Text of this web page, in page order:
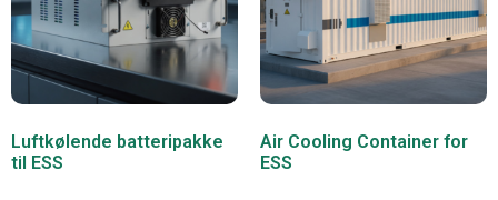
Luftkølende batteripakke
til ESS
Air Cooling Container for
ESS